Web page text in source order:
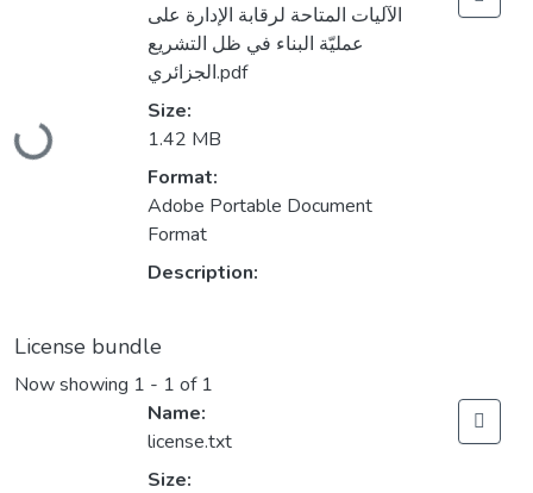
Loading...
الآلیات المتاحة لرقابة الإدارة على
عملیّة البناء في ظل التشريع
الجزائري.pdf
Size:
1.42 MB
Format:
Adobe Portable Document
Format
Description:
License bundle
Now showing 1 - 1 of 1
Name:
license.txt
Size: